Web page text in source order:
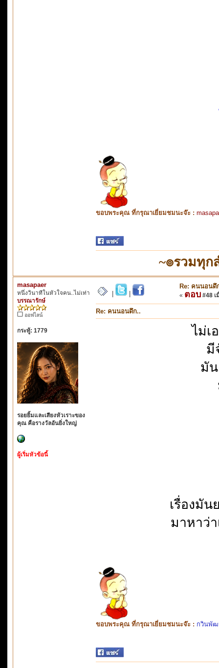
ขอบพระคุณ ที่กรุณาเยี่ยมชมนะจ๊ะ :
~๏รวมทุ
masapaer
หนึ่งวินาทีในหัวใจคน..ไม่เท่า
บรรณารักษ์
ออฟไลน์
กระทู้: 1779
รอยยิ้มและเสียงหัวเราะของ
คุณ คือรางวัลอันยิ่งใหญ่
ผู้เริ่มหัวข้อนี้
Re: คนนอนดึ
« ตอบ #48 เ
Re: คนนอนดึก..
ไม่เ
มี
มัน
เรื่องมั
มาหาว่
ขอบพระคุณ ที่กรุณาเยี่ยมชมนะจ๊ะ : กวินพั